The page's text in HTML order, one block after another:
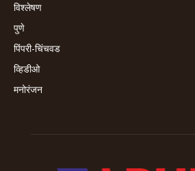
विश्लेषण
पुणे
पिंपरी-चिंचवड
व्हिडीओ
मनोरंजन